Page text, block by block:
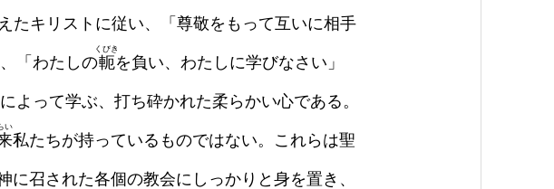
たキリストに従い、「尊敬をもって互いに相手
「わたしの軛
くびき
を負い、わたしに学びなさい」
よって学ぶ、打ち砕かれた柔らかい心である。
い
私たちが持っているものではない。これらは聖
召された各個の教会にしっかりと身を置き、